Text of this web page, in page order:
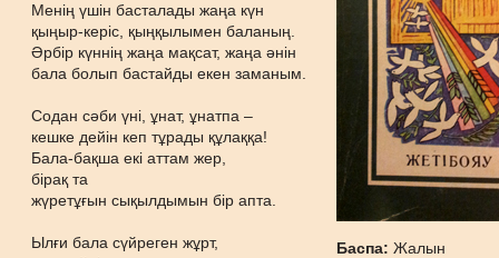
Менің үшін басталады жаңа күн
қыңыр-керіс, қыңқылымен баланың.
Әрбір күннің жаңа мақсат, жаңа әнін
бала болып бастайды екен заманым.
Содан сәби үні, ұнат, ұнатпа –
кешке дейін кеп тұрады құлаққа!
Бала-бақша екі аттам жер,
бірақ та
жүретұғын сықылдымын бір апта.
Ылғи бала сүйреген жұрт,
Баспа:Жалын